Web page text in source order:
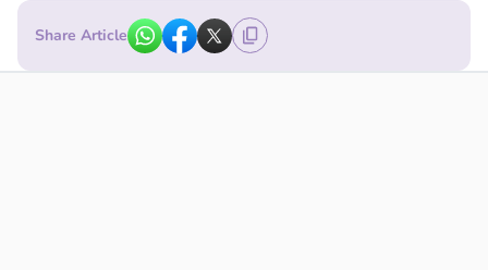
Share Article